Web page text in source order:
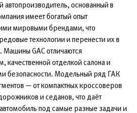
автопроизводитель, основанный в
имеет богатый опыт
мировыми брендами, что
технологии и перенести их в
Машины GAC отличаются
качественной отделкой салона и
безопасности. Модельный ряд ГАК
— от компактных кроссоверов
и седанов, что даёт
под самые разные задачи и